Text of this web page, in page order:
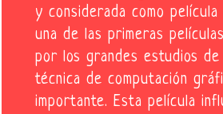
y considerada como
una de las primeras
por los grandes estudios
técnica de computación
importante. Esta película